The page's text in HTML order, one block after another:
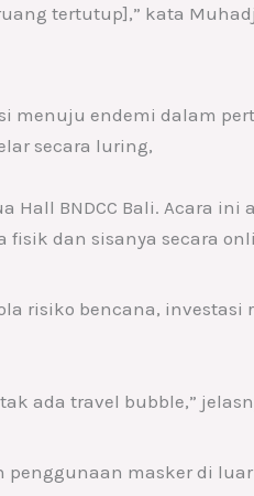
tertutup],” kata
endemi dalam
secara luring,
BNDCC Bali. Acara ini
fisik dan sisanya secara
risiko bencana, investasi
ada travel bubble,”
masker di